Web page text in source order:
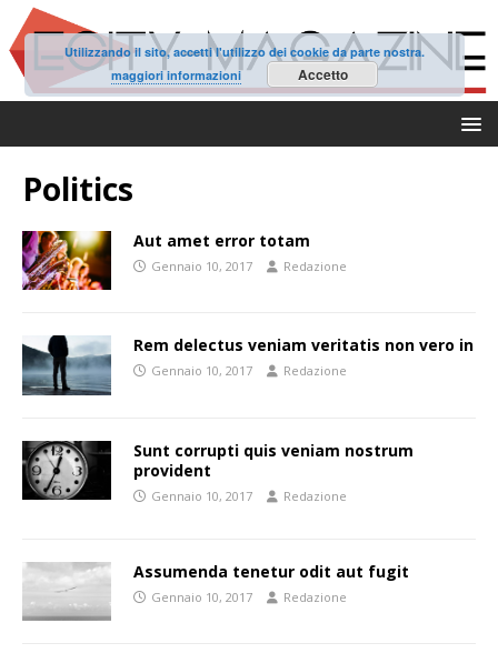
Politics
Aut amet error totam
Gennaio 10, 2017 Redazione
Rem delectus veniam veritatis non vero in
Gennaio 10, 2017 Redazione
Sunt corrupti quis veniam nostrum
provident
Gennaio 10, 2017 Redazione
Assumenda tenetur odit aut fugit
Gennaio 10, 2017 Redazione
Utilizzando il sito, accetti l'utilizzo dei cookie da parte nostra.
maggiori informazioni
Accetto